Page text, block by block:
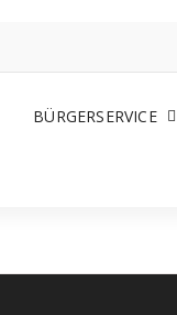
BÜRGERSERVICE